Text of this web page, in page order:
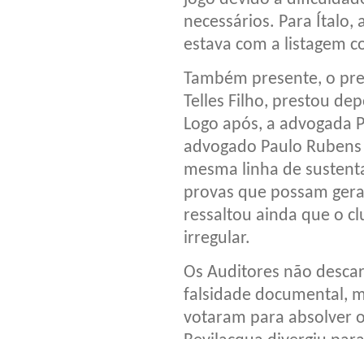
necessários. Para
estava com a listagem
Também presente, o
Telles Filho, prestou
Logo após, a advogada
advogado Paulo
mesma linha de
provas que possam
ressaltou ainda que o
irregular.
Os Auditores não
falsidade documental,
votaram para absolver